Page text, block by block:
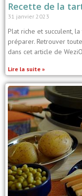
Recette de la
31 janvier 2023
Plat riche et succulent,
préparer. Retrouver
dans cet article de
Lire la suite »